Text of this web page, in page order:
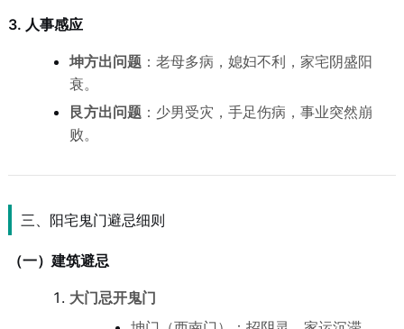
3. 人事感应
坤方出问题：老母多病，媳妇不利，家宅阴盛阳
衰。
艮方出问题：少男受灾，手足伤病，事业突然崩
败。
三、阳宅鬼门避忌细则
（一）建筑避忌
大门忌开鬼门